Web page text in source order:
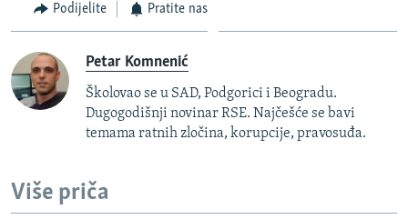
Podijelite Pratite nas
Petar Komnenić
Školovao se u SAD, Podgorici i Beogradu.
Dugogodišnji novinar RSE. Najčešće se bavi
temama ratnih zločina, korupcije, pravosuđa.
Više priča